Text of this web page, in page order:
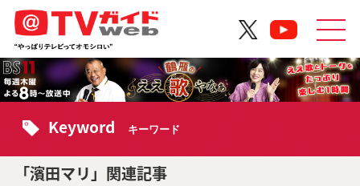
Keyword キーワード
「濱田マリ」関連記事